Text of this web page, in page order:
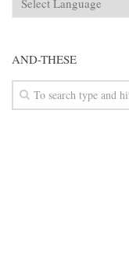
AND-THESE